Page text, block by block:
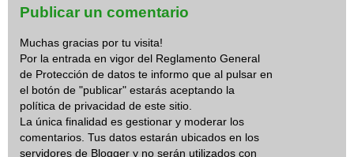
Publicar un comentario
Muchas gracias por tu visita!
Por la entrada en vigor del Reglamento General
de Protección de datos te informo que al pulsar en
el botón de "publicar" estarás aceptando la
política de privacidad de este sitio.
La única finalidad es gestionar y moderar los
comentarios. Tus datos estarán ubicados en los
servidores de Blogger y no serán utilizados con